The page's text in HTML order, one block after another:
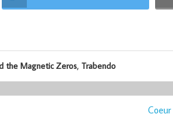
the Magnetic Zeros, Trabendo